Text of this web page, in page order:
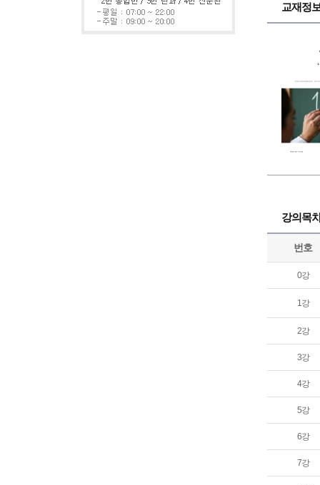
교재정
강의목
번호
0강
1강
2강
3강
4강
5강
6강
7강